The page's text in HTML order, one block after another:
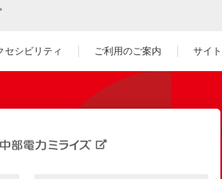
セシビリティ ご利用のご案内 サイ